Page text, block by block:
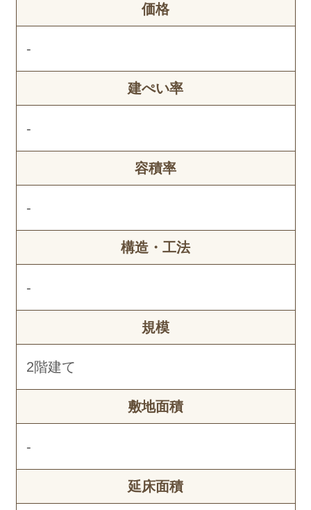
価格
-
建ぺい率
-
容積率
-
構造・工法
-
規模
2階建て
敷地面積
-
延床面積